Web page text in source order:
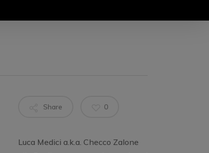
Share 0
Luca Medici a.k.a. Checco Zalone